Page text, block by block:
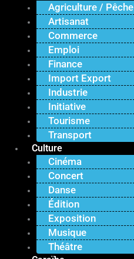
Agriculture / Pêche
Artisanat
Commerce
Emploi
Finance
Import Export
Industrie
Initiative
Tourisme
Transport
Culture
Cinéma
Concert
Danse
Édition
Exposition
Musique
Théâtre